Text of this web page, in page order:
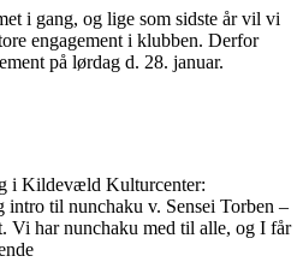
i gang, og lige som sidste år vil vi
engagement i klubben. Derfor
på lørdag d. 28. januar.
i Kildevæld Kulturcenter:
intro til nunchaku v. Sensei Torben –
Vi har nunchaku med til alle, og I får